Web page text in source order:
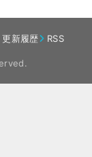
更新履歴 RSS